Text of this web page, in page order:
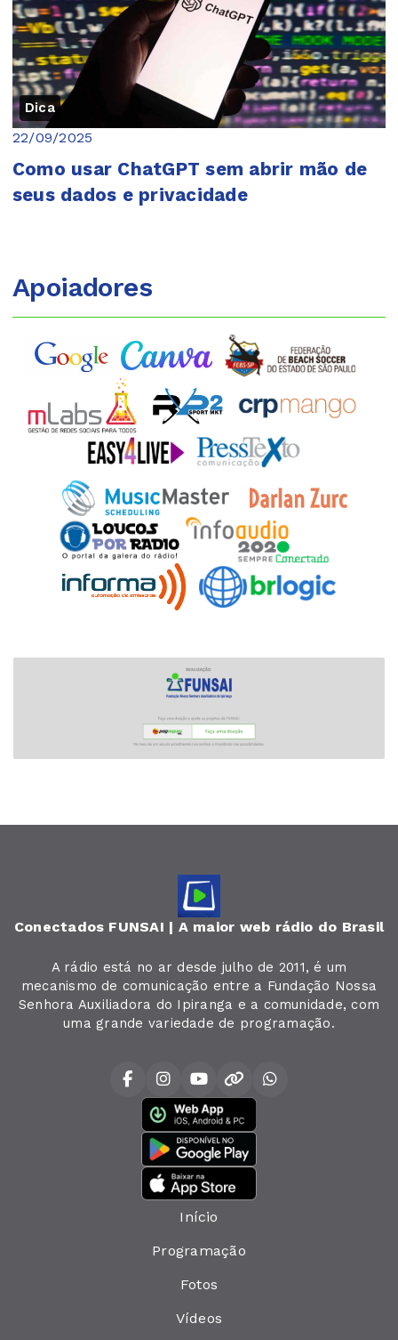
Dica
22/09/2025
Como usar ChatGPT sem abrir mão de
seus dados e privacidade
Apoiadores
Conectados FUNSAI | A maior web rádio do Brasil
A rádio está no ar desde julho de 2011, é um
mecanismo de comunicação entre a Fundação Nossa
Senhora Auxiliadora do Ipiranga e a comunidade, com
uma grande variedade de programação.
Início
Programação
Fotos
Vídeos